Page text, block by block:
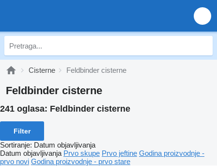
Cisterne Feldbinder cisterne
Feldbinder cisterne
241 oglasa: Feldbinder cisterne
Filter
Sortiranje: Datum objavljivanja
Datum objavljivanja Prvo skupe Prvo jeftine Godina proizvodnje -
prvo novi Godina proizvodnje - prvo stare